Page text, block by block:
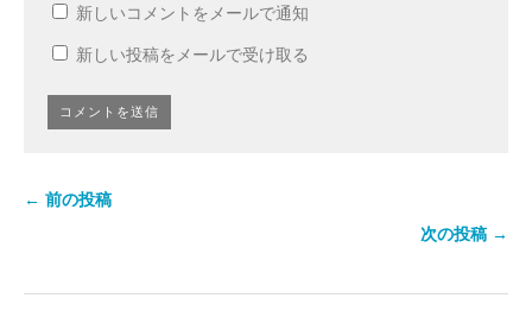
新しいコメントをメールで通知
新しい投稿をメールで受け取る
← 前の投稿
次の投稿 →